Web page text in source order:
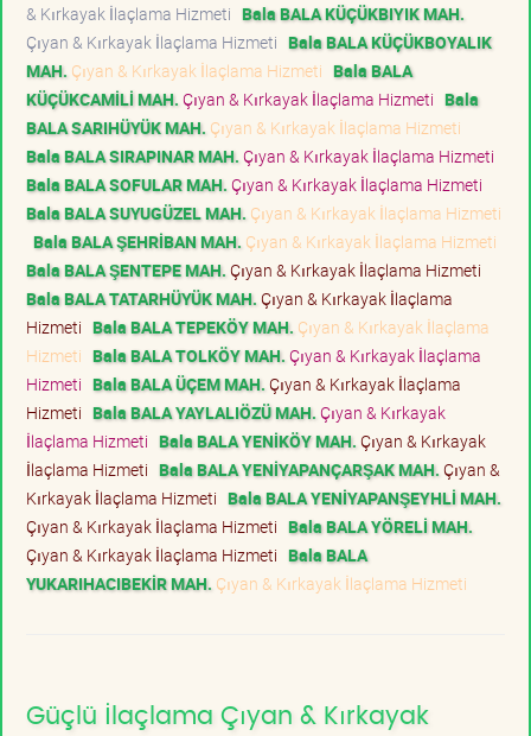
& Kırkayak İlaçlama Hizmeti Bala BALA KÜÇÜKBIYIK MAH.
Çıyan & Kırkayak İlaçlama Hizmeti Bala BALA KÜÇÜKBOYALIK
MAH. Çıyan & Kırkayak İlaçlama Hizmeti Bala BALA
KÜÇÜKCAMİLİ MAH. Çıyan & Kırkayak İlaçlama Hizmeti Bala
BALA SARIHÜYÜK MAH. Çıyan & Kırkayak İlaçlama Hizmeti
Bala BALA SIRAPINAR MAH. Çıyan & Kırkayak İlaçlama Hizmeti
Bala BALA SOFULAR MAH. Çıyan & Kırkayak İlaçlama Hizmeti
Bala BALA SUYUGÜZEL MAH. Çıyan & Kırkayak İlaçlama Hizmeti
Bala BALA ŞEHRİBAN MAH. Çıyan & Kırkayak İlaçlama Hizmeti
Bala BALA ŞENTEPE MAH. Çıyan & Kırkayak İlaçlama Hizmeti
Bala BALA TATARHÜYÜK MAH. Çıyan & Kırkayak İlaçlama
Hizmeti Bala BALA TEPEKÖY MAH. Çıyan & Kırkayak İlaçlama
Hizmeti Bala BALA TOLKÖY MAH. Çıyan & Kırkayak İlaçlama
Hizmeti Bala BALA ÜÇEM MAH. Çıyan & Kırkayak İlaçlama
Hizmeti Bala BALA YAYLALIÖZÜ MAH. Çıyan & Kırkayak
İlaçlama Hizmeti Bala BALA YENİKÖY MAH. Çıyan & Kırkayak
İlaçlama Hizmeti Bala BALA YENİYAPANÇARŞAK MAH. Çıyan &
Kırkayak İlaçlama Hizmeti Bala BALA YENİYAPANŞEYHLİ MAH.
Çıyan & Kırkayak İlaçlama Hizmeti Bala BALA YÖRELİ MAH.
Çıyan & Kırkayak İlaçlama Hizmeti Bala BALA
YUKARIHACIBEKİR MAH. Çıyan & Kırkayak İlaçlama Hizmeti
Güçlü İlaçlama Çıyan & Kırkayak